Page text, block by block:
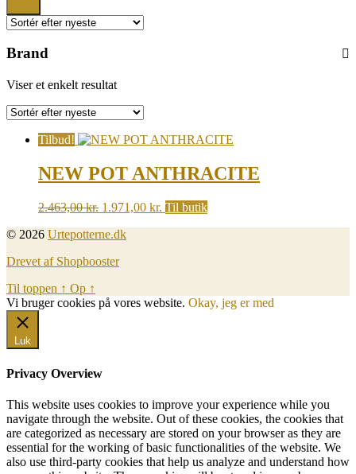
Brand
Viser et enkelt resultat
Tilbud!
NEW POT ANTHRACITE
2.463,00kr. Original
was:
1.971,00 kr. Current
Til butik
© 2026 Urtepotterne.dk
Drevet af Shopbooster
Til toppen ↑ Op ↑
Vi bruger cookies på vores website. Okay, jeg er med
Luk
Privacy Overview
This website uses cookies to improve your experience while you
navigate through the website. Out of these cookies, the cookies that
are categorized as necessary are stored on your browser as they are
essential for the working of basic functionalities of the website. We
also use third-party cookies that help us analyze and understand how